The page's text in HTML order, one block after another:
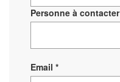
Personne à contacter
Email *